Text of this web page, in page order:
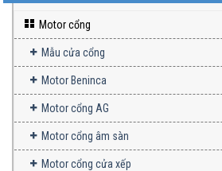
Motor cổng
Mẫu cửa cổng
Motor Beninca
Motor cổng AG
Motor cổng âm sàn
Motor cổng cửa xếp